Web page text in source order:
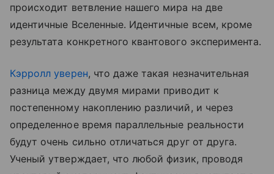
происходит ветвление нашего мира на две
идентичные Вселенные. Идентичные всем, кроме
результата конкретного квантового эксперимента.
Кэрролл уверен, что даже такая незначительная
разница между двумя мирами приводит к
постепенному накоплению различий, и через
определенное время параллельные реальности
будут очень сильно отличаться друг от друга.
Ученый утверждает, что любой физик, проводя